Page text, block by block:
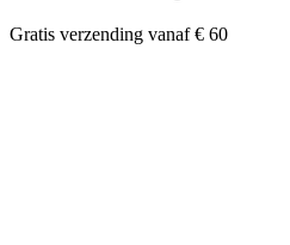
Gratis verzending vanaf € 60